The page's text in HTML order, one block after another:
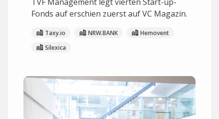
Fonds auf erschien zuerst auf VC Magazin.
Taxy.io NRW.BANK
Hemovent
Silexica